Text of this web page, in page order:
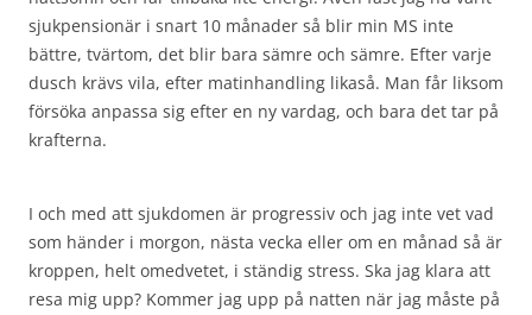
sjukpensionär i snart 10 månader så blir min MS inte
bättre, tvärtom, det blir bara sämre och sämre. Efter varje
dusch krävs vila, efter matinhandling likaså. Man får liksom
försöka anpassa sig efter en ny vardag, och bara det tar på
krafterna.
I och med att sjukdomen är progressiv och jag inte vet vad
som händer i morgon, nästa vecka eller om en månad så är
kroppen, helt omedvetet, i ständig stress. Ska jag klara att
resa mig upp? Kommer jag upp på natten när jag måste på